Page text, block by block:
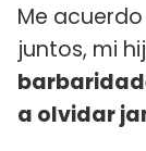
Me
juntos, mi
a olvidar